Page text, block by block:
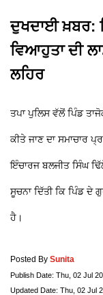
ਦੁਖਦਾਈ ਖ਼ਬਰ:
ਵਿਆਹੁਤਾ ਦੀ
ਲਹਿਰ
ਤਪਾ ਪੁਲਿਸ ਵੱਲੋਂ ਪਿੰਡ
ਕੀਤੇ ਜਾਣ ਦਾ ਸਮਾਚਾਰ
ਇੰਚਾਰਜ ਬਲਜੀਤ ਸਿੰਘ
ਸੂਚਨਾ ਦਿੱਤੀ ਕਿ ਪਿੰਡ ਦੇ
ਹੈ।
Posted By Sunita
Publish Date: Thu, 02 Jul
Updated Date: Thu, 02 Jul